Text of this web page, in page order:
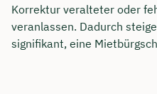
Korrektur veralteter oder
veranlassen. Dadurch
signifikant, eine